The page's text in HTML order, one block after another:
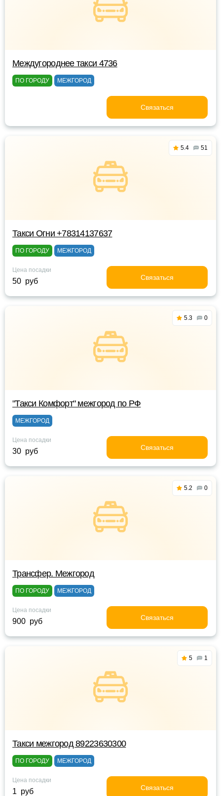
Междугороднее такси 4736
ПО ГОРОДУ МЕЖГОРОД
Связаться
5.4 51
Такси Огни +78314137637
ПО ГОРОДУ МЕЖГОРОД
Цена посадки
50 руб Связаться
5.3 0
"Такси Комфорт" межгород по РФ
МЕЖГОРОД
Цена посадки
30 руб Связаться
5.2 0
Трансфер. Межгород
ПО ГОРОДУ МЕЖГОРОД
Цена посадки
900 руб Связаться
5 1
Такси межгород 89223630300
ПО ГОРОДУ МЕЖГОРОД
Цена посадки
1 руб Связаться